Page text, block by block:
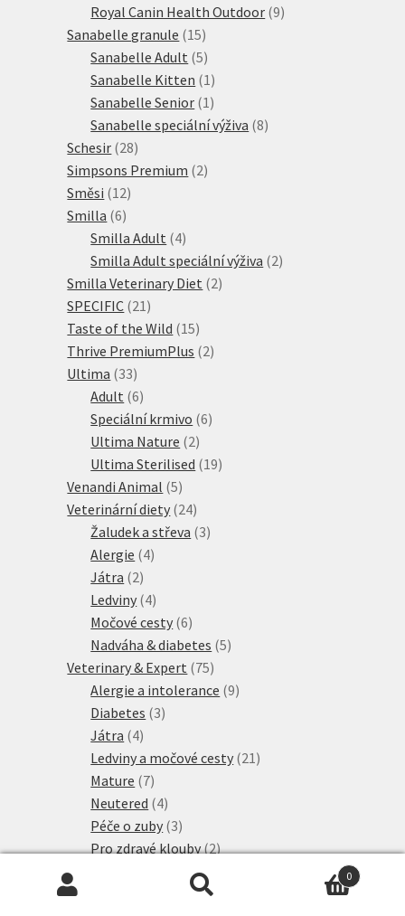
produktů
Royal Canin Health Outdoor 99
Sanabelle granule 1515
produktů
Sanabelle Adult 55
produktů
Sanabelle Kitten 1 1
produkt
Sanabelle Senior 1 1
produkt
Sanabelle speciální výživa 88
Schesir 2828
produktů
Simpsons Premium 22
Směsi 1212
Smilla 66
produktů
Smilla Adult 44
produkty
Smilla Adult speciální výživa 22
Smilla Veterinary Diet 22
SPECIFIC 21 21
produktů
Taste of the Wild 1515
produktů
Thrive PremiumPlus 22
Ultima 3333
produktů
Adult 66
produktů
Speciální krmivo 66
Ultima Nature 22
produkty
Ultima Sterilised 1919
Venandi Animal 55
produktů
Veterinární diety 2424
produktů
Žaludek a střeva 33
Alergie 44
Játra 22
produkty
Ledviny 44
produkty
Močové cesty 66
produktů
Nadváha & diabetes 55
Veterinary & Expert 7575
produktů
Alergie a intolerance 99
Diabetes 33
Játra 44
produkty
Ledviny a močové cesty 21 21
Mature 77
produktů
Neutered 44
produkty
Péče o zuby 33
produkty
Pro zdravé klouby 22
3
produkty
0